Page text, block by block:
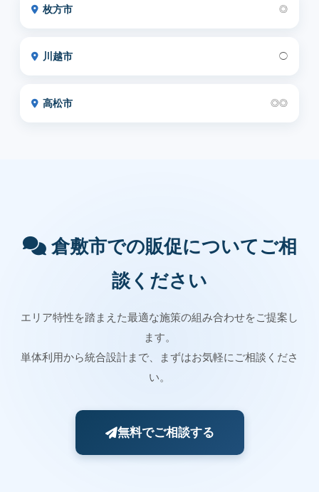
枚方市 ◎
川越市 ◯
高松市 ◎◎
倉敷市での販促についてご相
談ください
エリア特性を踏まえた最適な施策の組み合わせをご提案し
ます。
単体利用から統合設計まで、まずはお気軽にご相談くださ
い。
無料でご相談する